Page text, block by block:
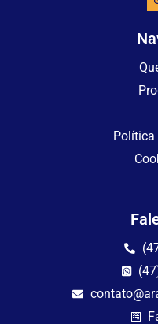
Política